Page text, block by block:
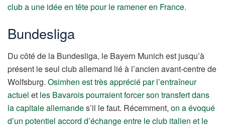
club a une idée en tête pour le ramener en France.
Bundesliga
Du côté de la Bundesliga, le Bayern Munich est jusqu’à
présent le seul club allemand lié à l’ancien avant-centre de
Wolfsburg. Osimhen est très apprécié par l’entraîneur
actuel et les Bavarois pourraient forcer son transfert dans
la capitale allemandes’il le faut. Récemment, on a évoqué
d’un potentiel accord d’échange entre le club italien et le